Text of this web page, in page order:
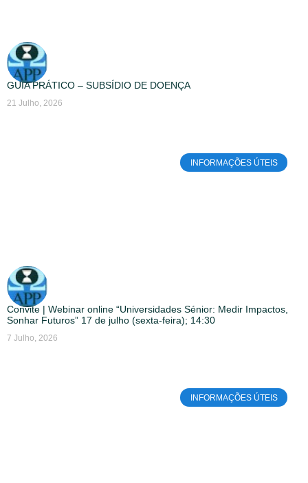
GUIA PRÁTICO – SUBSÍDIO DE DOENÇA
21 Julho, 2026
INFORMAÇÕES ÚTEIS
Convite | Webinar online “Universidades Sénior: Medir Impactos,
Sonhar Futuros” 17 de julho (sexta-feira); 14:30
7 Julho, 2026
INFORMAÇÕES ÚTEIS